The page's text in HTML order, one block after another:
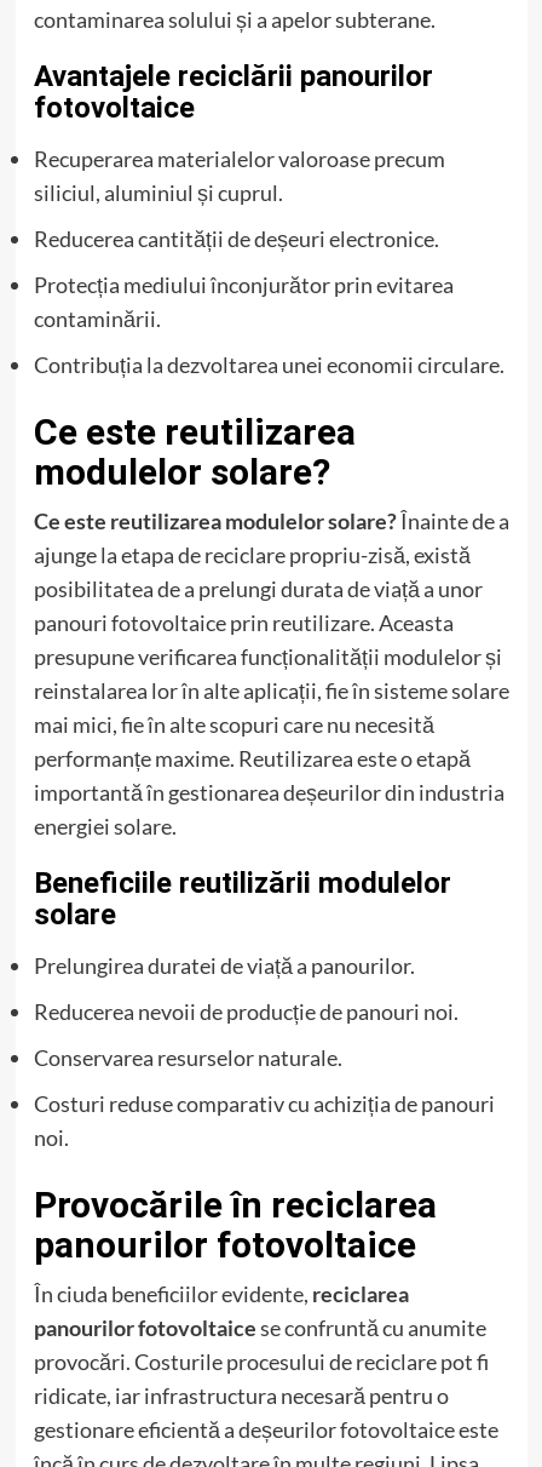
contaminarea solului și a apelor subterane.
Avantajele reciclării panourilor
fotovoltaice
Recuperarea materialelor valoroase precum
siliciul, aluminiul și cuprul.
Reducerea cantității de deșeuri electronice.
Protecția mediului înconjurător prin evitarea
contaminării.
Contribuția la dezvoltarea unei economii circulare.
Ce este reutilizarea
modulelor solare?
Ce este reutilizarea modulelor solare?Înainte de a
ajunge la etapa de reciclare propriu-zisă, există
posibilitatea de a prelungi durata de viață a unor
panouri fotovoltaice prin reutilizare. Aceasta
presupune verificarea funcționalității modulelor și
reinstalarea lor în alte aplicații, fie în sisteme solare
mai mici, fie în alte scopuri care nu necesită
performanțe maxime. Reutilizarea este o etapă
importantă în gestionarea deșeurilor din industria
energiei solare.
Beneficiile reutilizării modulelor
solare
Prelungirea duratei de viață a panourilor.
Reducerea nevoii de producție de panouri noi.
Conservarea resurselor naturale.
Costuri reduse comparativ cu achiziția de panouri
noi.
Provocările în reciclarea
panourilor fotovoltaice
În ciuda beneficiilor evidente, reciclarea
panourilor fotovoltaicese confruntă cu anumite
provocări. Costurile procesului de reciclare pot fi
ridicate, iar infrastructura necesară pentru o
gestionare eficientă a deșeurilor fotovoltaice este